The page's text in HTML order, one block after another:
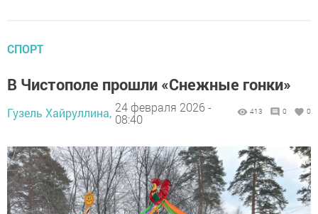
СПОРТ
В Чистополе прошли «Снежные гонки»
Гузель Хайруллина, 24 февраля 2026 -
08:40
413 0 0